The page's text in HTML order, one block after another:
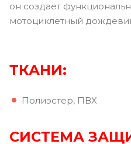
он создает
мотоциклетный
ТКАНИ:
Полиэстер, ПВХ
СИСТЕМА